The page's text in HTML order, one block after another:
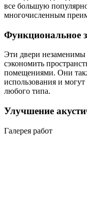
все большую
многочисленным
Функциональное
Эти двери незаменимы
сэкономить
помещениями. Они
использования и
любого типа.
Улучшение
Галерея работ